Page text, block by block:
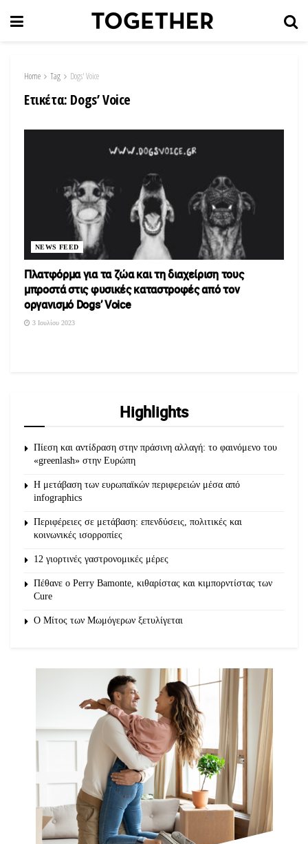
Home Tag Dogs' Voice
Ετικέτα: Dogs’ Voice
NEWS FEED
Πλατφόρμα για τα ζώα και τη διαχείριση τους
μπροστά στις φυσικές καταστροφές από τον
οργανισμό Dogs’ Voice
3 Ιουλίου 2023
Highlights
Πίεση και αντίδραση στην πράσινη αλλαγή: το φαινόμενο του
«greenlash» στην Ευρώπη
Η μετάβαση των ευρωπαϊκών περιφερειών μέσα από
infographics
Περιφέρειες σε μετάβαση: επενδύσεις, πολιτικές και
κοινωνικές ισορροπίες
12 γιορτινές γαστρονομικές μέρες
Πέθανε ο Perry Bamonte, κιθαρίστας και κιμπορντίστας των
Cure
O Μίτος των Μωμόγερων ξετυλίγεται